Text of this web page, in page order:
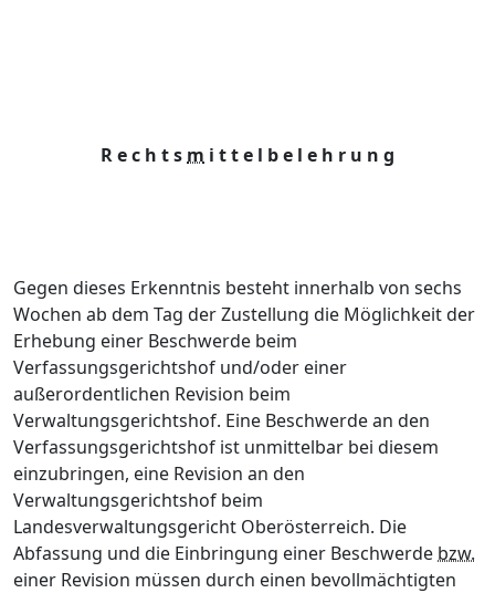
R e c h t s m i t t e l b e l e h r u n g
Gegen dieses Erkenntnis besteht innerhalb von sechs
Wochen ab dem Tag der Zustellung die Möglichkeit der
Erhebung einer Beschwerde beim
Verfassungsgerichtshof und/oder einer
außerordentlichen Revision beim
Verwaltungsgerichtshof. Eine Beschwerde an den
Verfassungsgerichtshof ist unmittelbar bei diesem
einzubringen, eine Revision an den
Verwaltungsgerichtshof beim
Landesverwaltungsgericht Oberösterreich. Die
Abfassung und die Einbringung einer Beschwerde bzw.
einer Revision müssen durch einen bevollmächtigten